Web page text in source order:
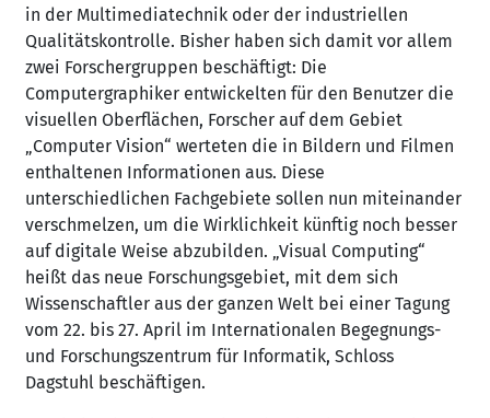
in der Multimediatechnik oder der industriellen
Qualitätskontrolle. Bisher haben sich damit vor allem
zwei Forschergruppen beschäftigt: Die
Computergraphiker entwickelten für den Benutzer die
visuellen Oberflächen, Forscher auf dem Gebiet
„Computer Vision“ werteten die in Bildern und Filmen
enthaltenen Informationen aus. Diese
unterschiedlichen Fachgebiete sollen nun miteinander
verschmelzen, um die Wirklichkeit künftig noch besser
auf digitale Weise abzubilden. „Visual Computing“
heißt das neue Forschungsgebiet, mit dem sich
Wissenschaftler aus der ganzen Welt bei einer Tagung
vom 22. bis 27. April im Internationalen Begegnungs-
und Forschungszentrum für Informatik, Schloss
Dagstuhl beschäftigen.